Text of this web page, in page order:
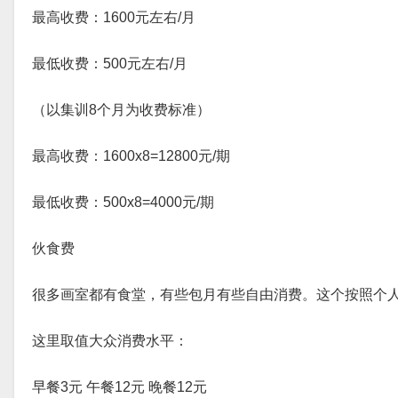
最高收费：1600元左右/月
最低收费：500元左右/月
（以集训8个月为收费标准）
最高收费：1600x8=12800元/期
最低收费：500x8=4000元/期
伙食费
很多画室都有食堂，有些包月有些自由消费。这个按照个
这里取值大众消费水平：
早餐3元 午餐12元 晚餐12元